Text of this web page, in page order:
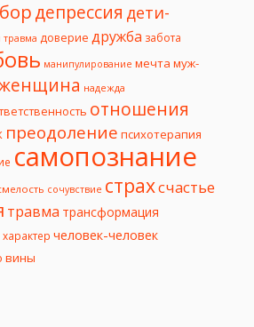
депрессия дети-
травма доверие дружба забота
манипулирование мечта муж-
надежда
отношения
преодоление психотерапия
самопознание
сочувствие страхсчастье
травма трансформация
характер человек-человек
вины